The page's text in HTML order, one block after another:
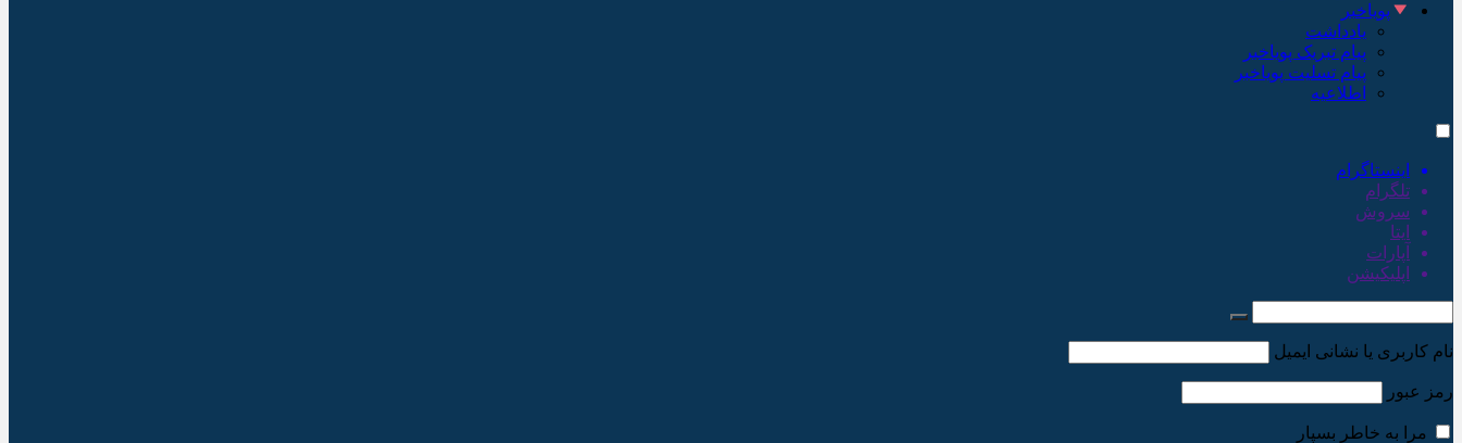
پویاخبر
یادداشت
پیام تبریک پویاخبر
پیام تسلیت پویاخبر
اطلاعیه
اینستاگرام
تلگرام
سروش
ایتا
آپارات
اپلیکیشن
نام کاربری یا نشانی ایمیل
رمز عبور
مرا به خاطر بسپار